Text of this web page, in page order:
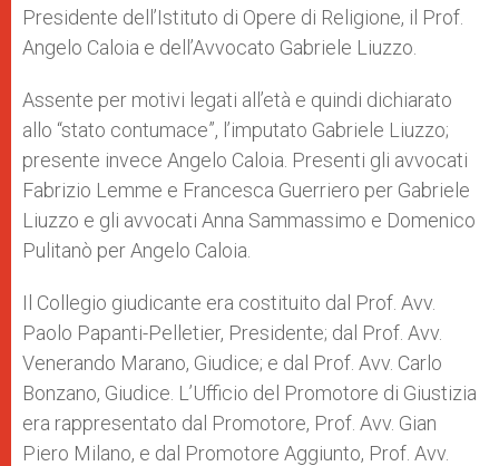
Presidente dell’Istituto di Opere di Religione, il Prof.
Angelo Caloia e dell’Avvocato Gabriele Liuzzo.
Assente per motivi legati all’età e quindi dichiarato
allo “stato contumace”, l’imputato Gabriele Liuzzo;
presente invece Angelo Caloia. Presenti gli avvocati
Fabrizio Lemme e Francesca Guerriero per Gabriele
Liuzzo e gli avvocati Anna Sammassimo e Domenico
Pulitanò per Angelo Caloia.
Il Collegio giudicante era costituito dal Prof. Avv.
Paolo Papanti-Pelletier, Presidente; dal Prof. Avv.
Venerando Marano, Giudice; e dal Prof. Avv. Carlo
Bonzano, Giudice. L’Ufficio del Promotore di Giustizia
era rappresentato dal Promotore, Prof. Avv. Gian
Piero Milano, e dal Promotore Aggiunto, Prof. Avv.